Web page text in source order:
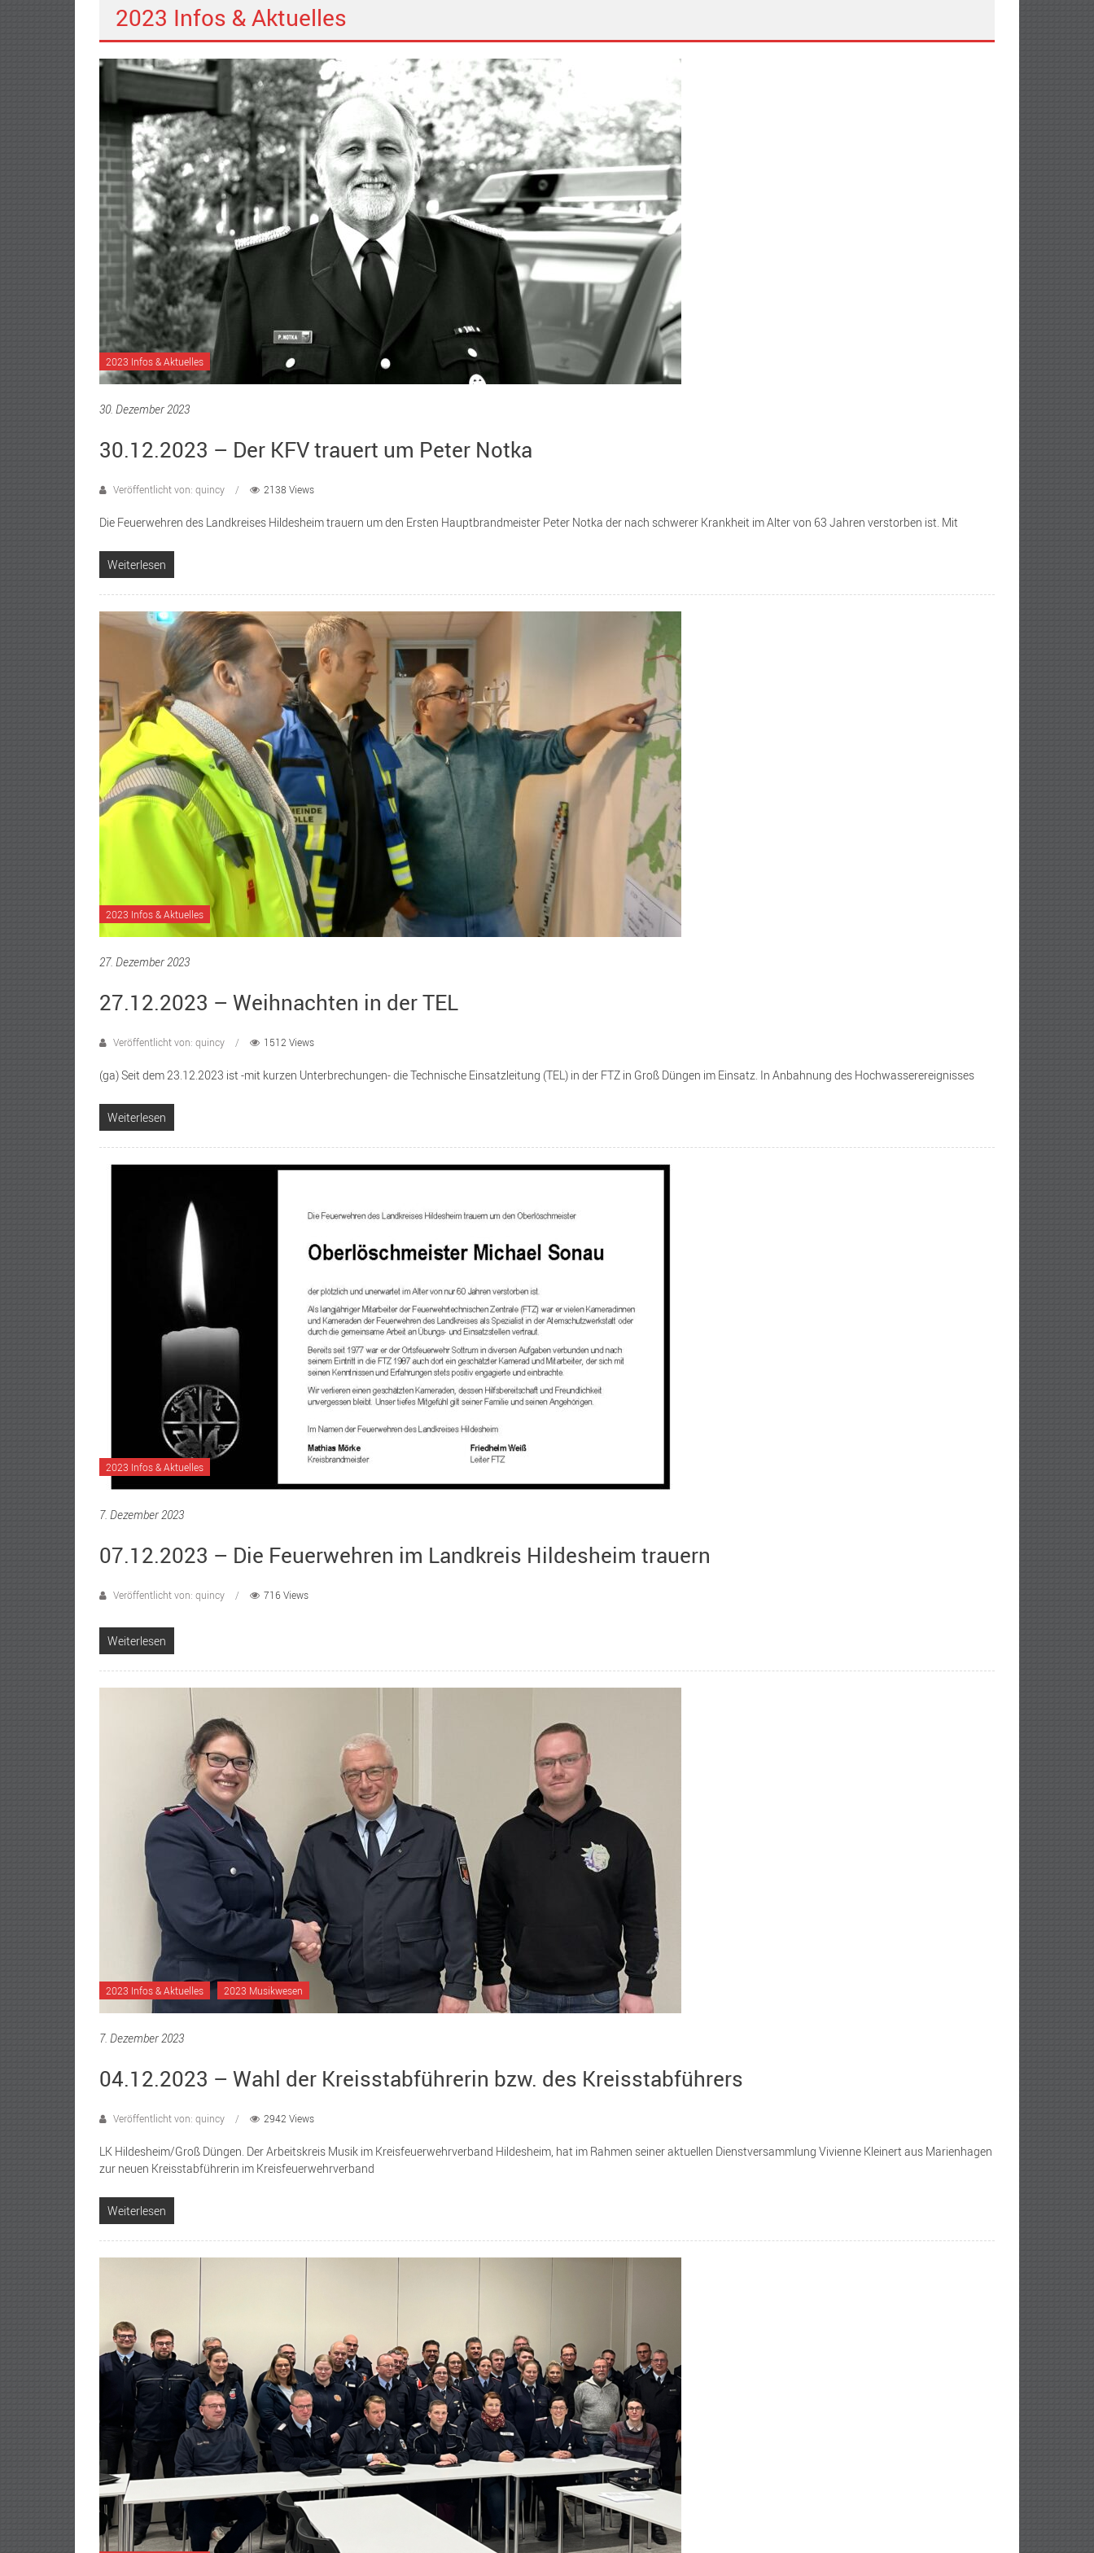
V.2023 Infos & Aktuelles
2023 Infos & Aktuelles
30. Dezember 2023
30.12.2023 – Der KFV trauert um Peter Notka
Veröffentlicht von: quincy 2138 Views
Die Feuerwehren des Landkreises Hildesheim trauern um den Ersten Hauptbrandmeister Peter Notka der nach schwerer Krankheit im Alter von 63 Jahren verstorben ist. Mit
Weiterlesen
2023 Infos & Aktuelles
27. Dezember 2023
27.12.2023 – Weihnachten in der TEL
Veröffentlicht von: quincy 1512 Views
(ga) Seit dem 23.12.2023 ist -mit kurzen Unterbrechungen- die Technische Einsatzleitung (TEL) in der FTZ in Groß Düngen im Einsatz. In Anbahnung des Hochwasserereignisses
Weiterlesen
2023 Infos & Aktuelles
7. Dezember 2023
07.12.2023 – Die Feuerwehren im Landkreis Hildesheim trauern
Veröffentlicht von: quincy 716 Views
Weiterlesen
2023 Infos & Aktuelles 2023 Musikwesen
7. Dezember 2023
04.12.2023 – Wahl der Kreisstabführerin bzw. des Kreisstabführers
Veröffentlicht von: quincy 2942 Views
LK Hildesheim/Groß Düngen. Der Arbeitskreis Musik im Kreisfeuerwehrverband Hildesheim, hat im Rahmen seiner aktuellen Dienstversammlung Vivienne Kleinert aus Marienhagen
zur neuen Kreisstabführerin im Kreisfeuerwehrverband
Weiterlesen